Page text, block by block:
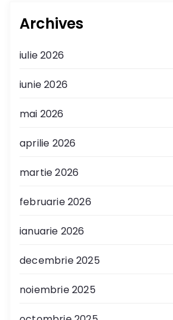
Archives
iulie 2026
iunie 2026
mai 2026
aprilie 2026
martie 2026
februarie 2026
ianuarie 2026
decembrie 2025
noiembrie 2025